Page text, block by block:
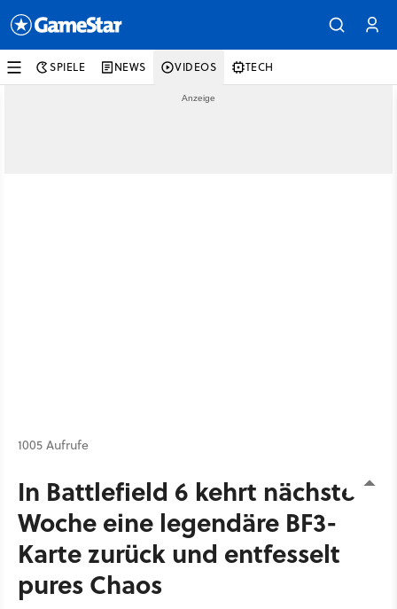
SPIELE NEWS VIDEOS TECH
1005 Aufrufe
In Battlefield 6 kehrt nächste
Woche eine legendäre BF3-
Karte zurück und entfesselt
pures Chaos